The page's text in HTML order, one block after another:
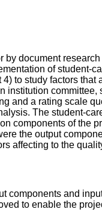
document
of student-
to study factors that
institution committee,
and a rating scale
The student-
components of the
the output
affecting to the
components and
to enable the